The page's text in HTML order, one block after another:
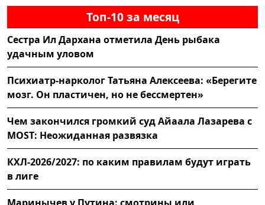
Топ-10 за месяц
Сестра Ил Дархана отметила День рыбака
удачным уловом
Психиатр-нарколог Татьяна Алексеева: «Берегите
мозг. Он пластичен, но не бессмертен»
Чем закончился громкий суд Айаала Лазарева с
MOST: Неожиданная развязка
КХЛ-2026/2027: по каким правилам будут играть
в лиге